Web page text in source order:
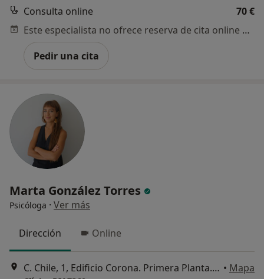
Consulta online
70 €
Este especialista no ofrece reserva de cita online en esta dirección.
Pedir una cita
Marta González Torres
Psicóloga · Ver más
Dirección Online
C. Chile, 1, Edificio Corona. Primera Planta. Oficina 5, Bormujos • Mapa